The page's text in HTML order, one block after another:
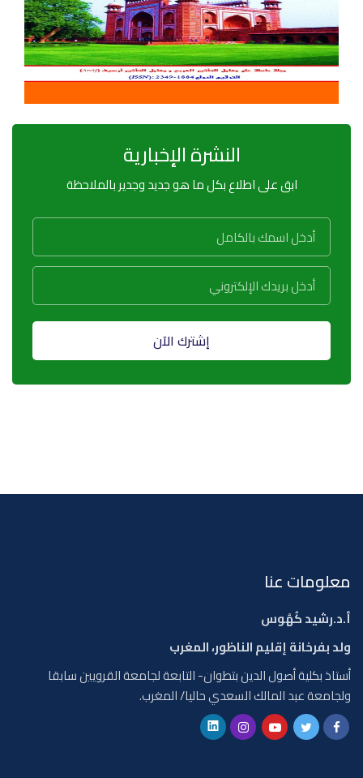
النشرة الإخبارية
ابق على اطلاع بكل ما هو جديد وجدير بالملاحظة
إشترك الآن
معلومات عنا
أ.د.رشيد كُهُوس
ولد بفرخانة إقليم الناظور، المغرب
أستاذ بكلية أصول الدين بتطوان- التابعة لجامعة القرويين سابقا
ولجامعة عبد المالك السعدي حاليا/ المغرب.